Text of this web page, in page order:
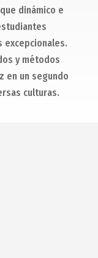
dinámico e
y métodos
en un segundo
culturas.